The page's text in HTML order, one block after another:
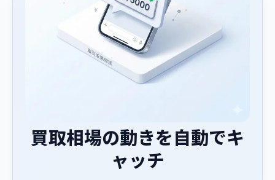
買取相場の動きを自動でキ
ャッチ